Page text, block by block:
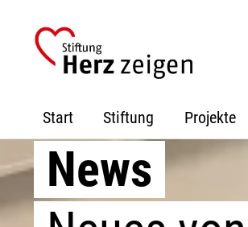
Hauptnavigation
Inhalt
Fußzeile
Start Stiftung Projekte
News